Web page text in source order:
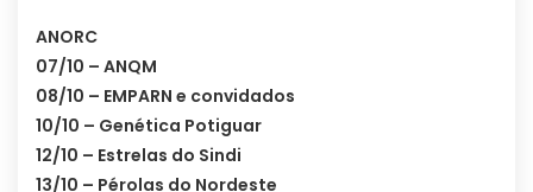
ANORC
07/10 – ANQM
08/10 – EMPARN e convidados
10/10 – Genética Potiguar
12/10 – Estrelas do Sindi
13/10 – Pérolas do Nordeste